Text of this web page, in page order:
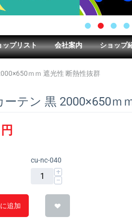
ップリスト 会社案内 ショップ
ｍｍ 遮光性 断熱性抜群
ーテン 黒 2000×650ｍ
円
cu-nc-040
+
−
追加